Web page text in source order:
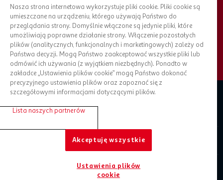
Bądź na bieżąco, zapisz się do newslettera
ZAPISZ SIĘ DO NEWSLETTERA
Zaplanuj zakupy
Informacje prawne
Nasza strona internetowa wykorzystuje pliki cookie. Pliki cookie są
umieszczane na urządzeniu, którego używają Państwo do
przeglądania strony. Domyślnie włączone są jedynie pliki, które
umożliwiają poprawne działanie strony. Włączenie pozostałych
plików (analitycznych, funkcjonalnych i marketingowych) zależy od
Państwa decyzji. Mogą Państwo zaakceptować wszystkie pliki lub
odmówić ich używania (z wyjątkiem niezbędnych). Ponadto w
zakładce „Ustawienia plików cookie” mogą Państwo dokonać
precyzyjnego ustawienia plików oraz zapoznać się z
szczegółowymi informacjami dotyczącymi plików.
Lista naszych partnerów
Akceptuję wszystkie
Ustawienia plików
cookie